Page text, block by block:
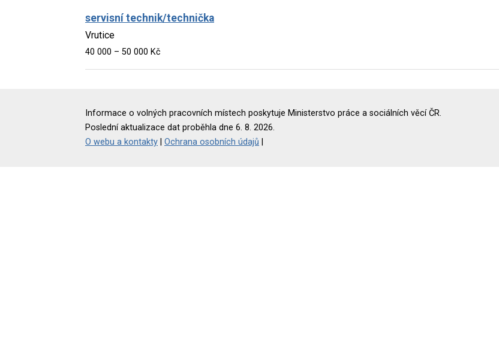
servisní technik/technička
Vrutice
40 000 – 50 000 Kč
Informace o volných pracovních místech poskytuje Ministerstvo práce a sociálních věcí ČR.
Poslední aktualizace dat proběhla dne 6. 8. 2026.
O webu a kontakty
Ochrana osobních údajů